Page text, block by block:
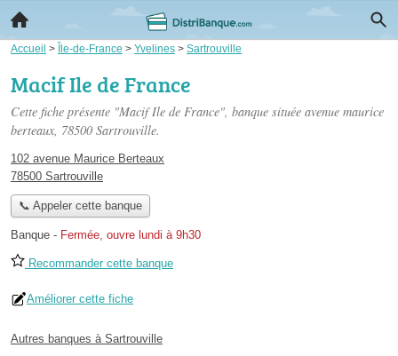
Accueil > Île-de-France > Yvelines > Sartrouville
Macif Ile de France
Cette fiche présente "Macif Ile de France", banque située avenue maurice
berteaux, 78500 Sartrouville.
102 avenue Maurice Berteaux
78500 Sartrouville
📞 Appeler cette banque
Banque - Fermée, ouvre lundi à 9h30
Recommander cette banque
Améliorer cette fiche
Autres banques à Sartrouville